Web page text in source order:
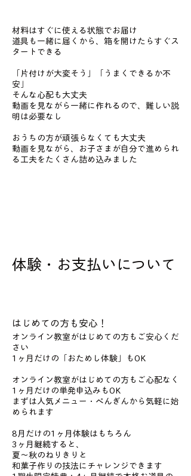
材料はすぐに使える状態でお届け
道具も一緒に届くから、箱を開けたらすぐス
タートできる
「片付けが大変そう」「うまくできるか不
安」
そんな心配も大丈夫
動画を見ながら一緒に作れるので、難しい説
明は必要なし
おうちの方が頑張らなくても大丈夫
動画を見ながら、お子さまが自分で進められ
る工夫をたくさん詰め込みました
体験・お支払いについて
はじめての方も安心！
オンライン教室がはじめての方もご安心くだ
さい
1ヶ月だけの「おためし体験」もOK
オンライン教室がはじめての方もご心配なく
1ヶ月だけの単発申込みもOK
まずは人気メニュー・ぺんぎんから気軽に始
められます
8月だけの1ヶ月体験はもちろん
3ヶ月継続すると、
夏〜秋のねりきりと
和菓子作りの技法にチャレンジできます